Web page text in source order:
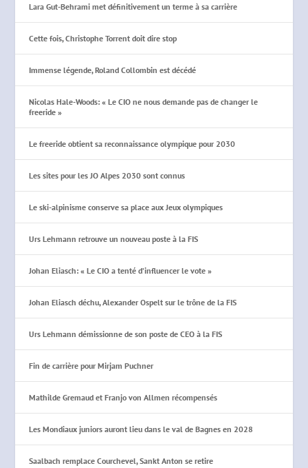
Lara Gut-Behrami met définitivement un terme à sa carrière
Cette fois, Christophe Torrent doit dire stop
Immense légende, Roland Collombin est décédé
Nicolas Hale-Woods: « Le CIO ne nous demande pas de changer le
freeride »
Le freeride obtient sa reconnaissance olympique pour 2030
Les sites pour les JO Alpes 2030 sont connus
Le ski-alpinisme conserve sa place aux Jeux olympiques
Urs Lehmann retrouve un nouveau poste à la FIS
Johan Eliasch: « Le CIO a tenté d’influencer le vote »
Johan Eliasch déchu, Alexander Ospelt sur le trône de la FIS
Urs Lehmann démissionne de son poste de CEO à la FIS
Fin de carrière pour Mirjam Puchner
Mathilde Gremaud et Franjo von Allmen récompensés
Les Mondiaux juniors auront lieu dans le val de Bagnes en 2028
Saalbach remplace Courchevel, Sankt Anton se retire